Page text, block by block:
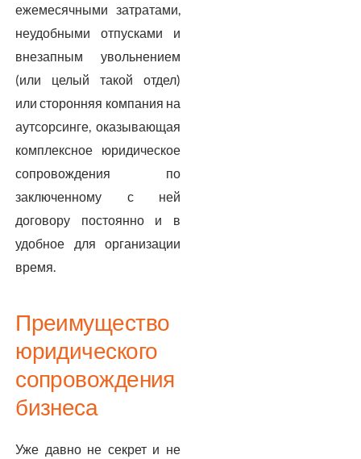
ежемесячными затратами,
неудобными отпусками и
внезапным увольнением
(или целый такой отдел)
или сторонняя компания на
аутсорсинге, оказывающая
комплексное юридическое
сопровождения по
заключенному с ней
договору постоянно и в
удобное для организации
время.
Преимущество
юридического
сопровождения
бизнеса
Уже давно не секрет и не